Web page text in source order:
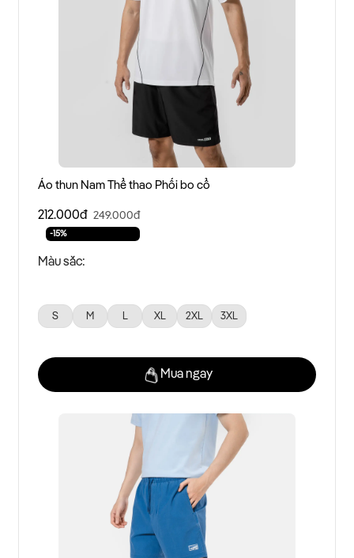
Áo thun Nam Thể thao Phối bo cổ
212.000đ 249.000đ
-15%
Màu sắc:
S M L XL 2XL 3XL
Mua ngay